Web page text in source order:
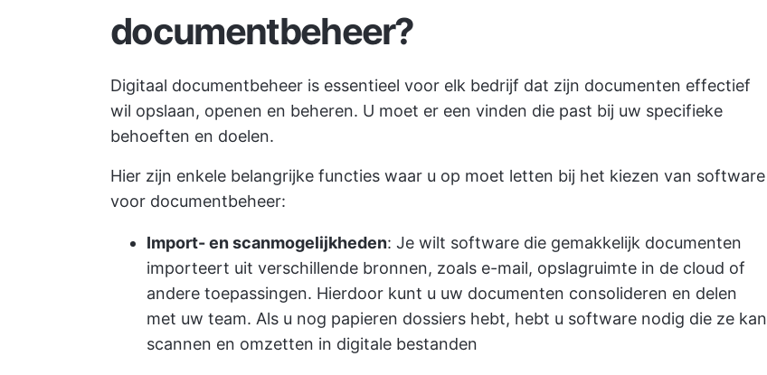
documentbeheer?
Digitaal documentbeheer is essentieel voor elk bedrijf dat zijn documenten effectief
wil opslaan, openen en beheren. U moet er een vinden die past bij uw specifieke
behoeften en doelen.
Hier zijn enkele belangrijke functies waar u op moet letten bij het kiezen van software
voor documentbeheer:
Import- en scanmogelijkheden: Je wilt software die gemakkelijk documenten
importeert uit verschillende bronnen, zoals e-mail, opslagruimte in de cloud of
andere toepassingen. Hierdoor kunt u uw documenten consolideren en delen
met uw team. Als u nog papieren dossiers hebt, hebt u software nodig die ze kan
scannen en omzetten in digitale bestanden